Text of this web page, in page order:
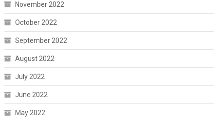
November 2022
October 2022
September 2022
August 2022
July 2022
June 2022
May 2022